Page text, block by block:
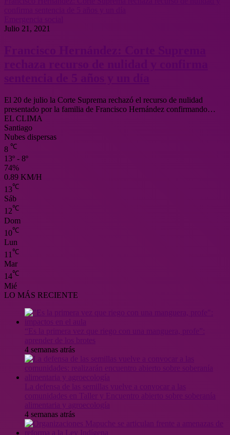
Julio 21, 2021
El 20 de julio la Corte Suprema rechazó el recurso de nulidad
presentado por la familia de Francisco Hernández confirmando…
EL CLIMA
Santiago
Nubes dispersas
8 ℃
13º - 8º
74%
0.89 KM/H
13℃
Sáb
12℃
Dom
10℃
Lun
11 ℃
Mar
14℃
Mié
LO MÁS RECIENTE
4 semanas atrás
4 semanas atrás